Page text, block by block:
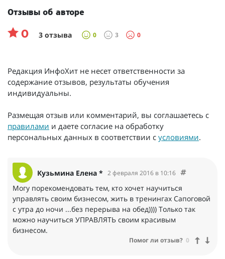
Отзывы об авторе
0 3 отзыва 0 3 0
Редакция ИнфоХит не несет ответственности за
содержание отзывов, результаты обучения
индивидуальны.
Размещая отзыв или комментарий, вы соглашаетесь с
правилами и даете согласие на обработку
персональных данных в соответствии с условиями.
Кузьмина Елена * 2 февраля 2016 в 10:16
Могу порекомендовать тем, кто хочет научиться
управлять своим бизнесом, жить в тренингах Сапоговой
с утра до ночи ...без перерыва на обед)))) Только так
можно научиться УПРАВЛЯТЬ своим красивым
бизнесом.
Помог ли отзыв? 0